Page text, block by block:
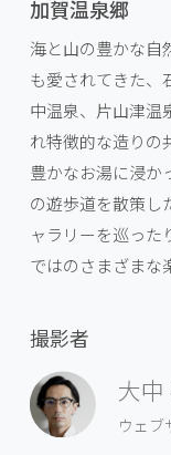
加賀温泉郷
海と山の豊かな自
も愛されてきた、
中温泉、片山津温
れ特徴的な造りの
豊かなお湯に浸か
の遊歩道を散策し
ャラリーを巡った
ではのさまざまな
撮影者
大中
ウェブ